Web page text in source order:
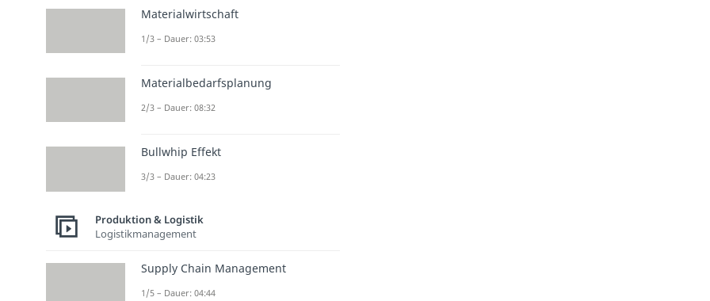
Materialwirtschaft
1/3 – Dauer: 03:53
Materialbedarfsplanung
2/3 – Dauer: 08:32
Bullwhip Effekt
3/3 – Dauer: 04:23
Produktion & Logistik
Logistikmanagement
Supply Chain Management
1/5 – Dauer: 04:44